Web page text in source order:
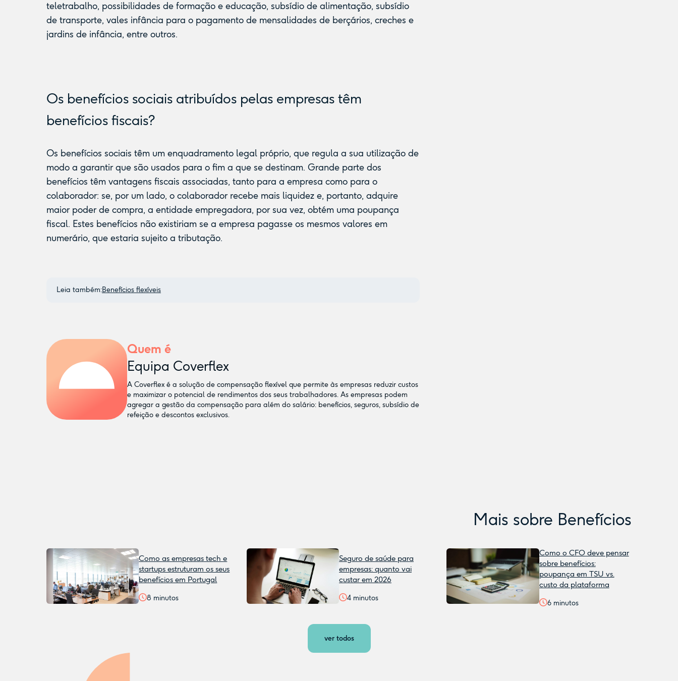
teletrabalho, possibilidades de formação e educação, subsídio de alimentação, subsídio
de transporte, vales infância para o pagamento de mensalidades de berçários, creches e
jardins de infância, entre outros.
Os benefícios sociais atribuídos pelas empresas têm
benefícios fiscais?
Os benefícios sociais têm um enquadramento legal próprio, que regula a sua utilização de
modo a garantir que são usados para o fim a que se destinam. Grande parte dos
benefícios têm vantagens fiscais associadas, tanto para a empresa como para o
colaborador: se, por um lado, o colaborador recebe mais liquidez e, portanto, adquire
maior poder de compra, a entidade empregadora, por sua vez, obtém uma poupança
fiscal. Estes benefícios não existiriam se a empresa pagasse os mesmos valores em
numerário, que estaria sujeito a tributação.
Leia também:Benefícios flexíveis
Quem é
Equipa Coverflex
A Coverflex é a solução de compensação flexível que permite às empresas reduzir custos
e maximizar o potencial de rendimentos dos seus trabalhadores. As empresas podem
agregar a gestão da compensação para além do salário: benefícios, seguros, subsídio de
refeição e descontos exclusivos.
Mais sobre Benefícios
Como as empresas tech e
startups estruturam os seus
benefícios em Portugal
8 minutos
Seguro de saúde para
empresas: quanto vai
custar em 2026
4minutos
Como o CFO deve pensar
sobre benefícios:
poupança em TSU vs.
custo da plataforma
6minutos
ver todos